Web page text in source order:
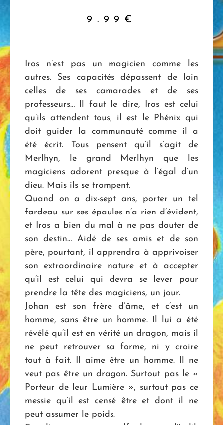
9.99 €
Iros n’est pas un magicien comme les
autres. Ses capacités dépassent de loin
celles de ses camarades et de ses
professeurs… Il faut le dire, Iros est celui
qu’ils attendent tous, il est le Phénix qui
doit guider la communauté comme il a
été écrit. Tous pensent qu’il s’agit de
Merlhyn, le grand Merlhyn que les
magiciens adorent presque à l’égal d’un
dieu. Mais ils se trompent.
Quand on a dix-sept ans, porter un tel
fardeau sur ses épaules n’a rien d’évident,
et Iros a bien du mal à ne pas douter de
son destin… Aidé de ses amis et de son
père, pourtant, il apprendra à apprivoiser
son extraordinaire nature et à accepter
qu’il est celui qui devra se lever pour
prendre la tête des magiciens, un jour.
Johan est son frère d’âme, et c’est un
homme, sans être un homme. Il lui a été
révélé qu’il est en vérité un dragon, mais il
ne peut retrouver sa forme, ni y croire
tout à fait. Il aime être un homme. Il ne
veut pas être un dragon. Surtout pas le «
Porteur de leur Lumière », surtout pas ce
messie qu’il est censé être et dont il ne
peut assumer le poids.